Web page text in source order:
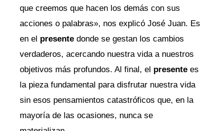
que creemos que hacen los demás con sus
acciones o palabras», nos explicó José Juan. Es
en el presente donde se gestan los cambios
verdaderos, acercando nuestra vida a nuestros
objetivos más profundos. Al final, el presente es
la pieza fundamental para disfrutar nuestra vida
sin esos pensamientos catastróficos que, en la
mayoría de las ocasiones, nunca se